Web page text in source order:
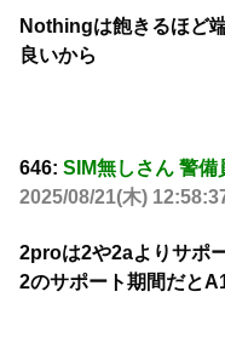
Nothingは飽きるほど
良いから
646: SIM無しさん 警備
2025/08/21(木)
2proは2や2aよりサポ
2のサポート期間だと